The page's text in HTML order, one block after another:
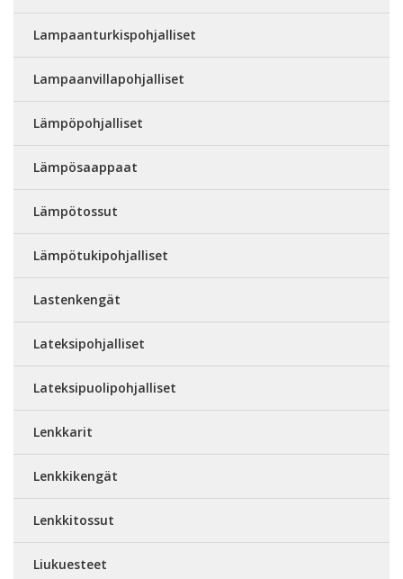
Lampaanturkispohjalliset
Lampaanvillapohjalliset
Lämpöpohjalliset
Lämpösaappaat
Lämpötossut
Lämpötukipohjalliset
Lastenkengät
Lateksipohjalliset
Lateksipuolipohjalliset
Lenkkarit
Lenkkikengät
Lenkkitossut
Liukuesteet